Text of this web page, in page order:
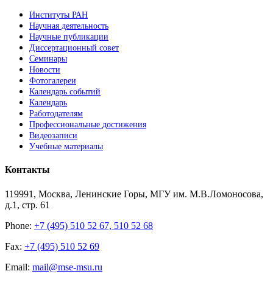
Институты РАН
Научная деятельность
Научные публикации
Диссертационный совет
Семинары
Новости
Фотогалереи
Календарь событий
Календарь
Работодателям
Профессиональные достижения
Видеозаписи
Учебные материалы
Контакты
119991, Москва, Ленинские Горы, МГУ им. М.В.Ломоносова,
д.1, стр. 61
Phone: +7 (495) 510 52 67, 510 52 68
Fax: +7 (495) 510 52 69
Email: mail@mse-msu.ru